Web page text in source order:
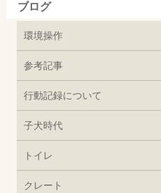
ブログ
環境操作
参考記事
行動記録について
子犬時代
トイレ
クレート